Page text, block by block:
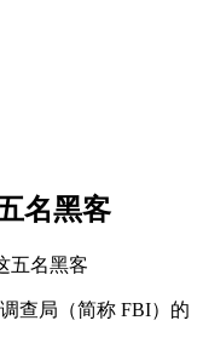
名黑客
查局（简称 FBI）的